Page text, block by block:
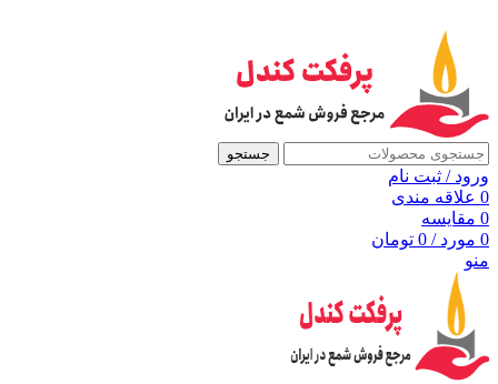
جستجو
ورود / ثبت نام
0 علاقه مندی
0 مقايسه
0 مورد /
0 تومان
منو